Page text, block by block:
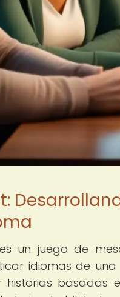
es un juego de
idiomas de una
historias basadas